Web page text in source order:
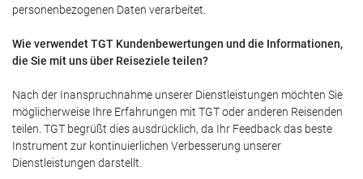
personenbezogenen Daten verarbeitet.
Wie verwendet TGT Kundenbewertungen und die Informationen,
die Sie mit uns über Reiseziele teilen?
Nach der Inanspruchnahme unserer Dienstleistungen möchten Sie
möglicherweise Ihre Erfahrungen mit TGT oder anderen Reisenden
teilen. TGT begrüßt dies ausdrücklich, da Ihr Feedback das beste
Instrument zur kontinuierlichen Verbesserung unserer
Dienstleistungen darstellt.